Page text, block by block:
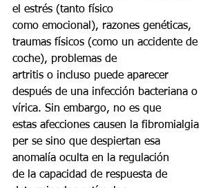
el estrés (tanto físico
como emocional), razones genéticas,
traumas físicos (como un accidente de
coche), problemas de
artritis o incluso puede aparecer
después de una infección bacteriana o
vírica. Sin embargo, no es que
estas afecciones causen la fibromialgia
per se sino que despiertan esa
anomalía oculta en la regulación
de la capacidad de respuesta de